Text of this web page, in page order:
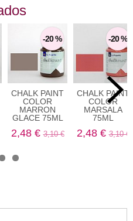
-20 %
CHALK PAINT
COLOR
MARRON
GLACE 75ML
2,48 €3,10 €
-20 %
CHALK PAINT
COLOR
MARSALA
75ML
2,48 €3,10 €